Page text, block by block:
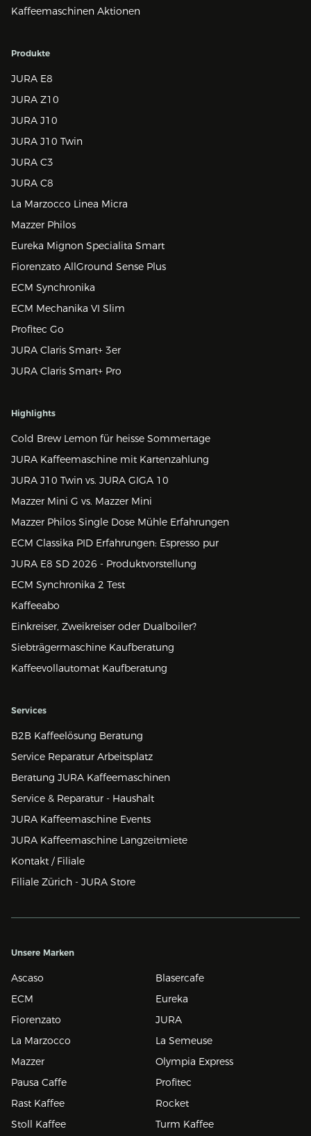
Kaffeemaschinen Aktionen
Produkte
JURA E8
JURA Z10
JURA J10
JURA J10 Twin
JURA C3
JURA C8
La Marzocco Linea Micra
Mazzer Philos
Eureka Mignon Specialita Smart
Fiorenzato AllGround Sense Plus
ECM Synchronika
ECM Mechanika VI Slim
Profitec Go
JURA Claris Smart+ 3er
JURA Claris Smart+ Pro
Highlights
Cold Brew Lemon für heisse Sommertage
JURA Kaffeemaschine mit Kartenzahlung
JURA J10 Twin vs. JURA GIGA 10
Mazzer Mini G vs. Mazzer Mini
Mazzer Philos Single Dose Mühle Erfahrungen
ECM Classika PID Erfahrungen: Espresso pur
JURA E8 SD 2026 - Produktvorstellung
ECM Synchronika 2 Test
Kaffeeabo
Einkreiser, Zweikreiser oder Dualboiler?
Siebträgermaschine Kaufberatung
Kaffeevollautomat Kaufberatung
Services
B2B Kaffeelösung Beratung
Service Reparatur Arbeitsplatz
Beratung JURA Kaffeemaschinen
Service & Reparatur - Haushalt
JURA Kaffeemaschine Events
JURA Kaffeemaschine Langzeitmiete
Kontakt / Filiale
Filiale Zürich - JURA Store
Unsere Marken
Ascaso
Blasercafe
ECM
Eureka
Fiorenzato
JURA
La Marzocco
La Semeuse
Mazzer
Olympia Express
Pausa Caffe
Profitec
Rast Kaffee
Rocket
Stoll Kaffee
Turm Kaffee